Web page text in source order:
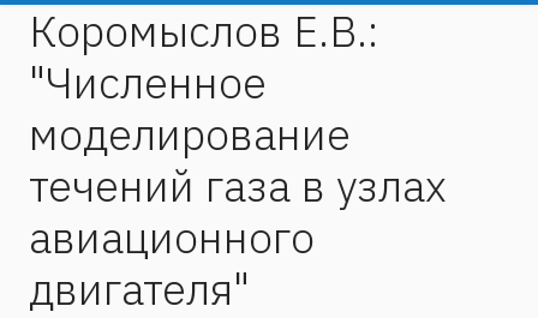
Коромыслов Е.В.:
"Численное
моделирование
течений газа в узлах
авиационного
двигателя"